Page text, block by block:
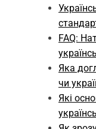
FAQ:
Яка
чи
Які